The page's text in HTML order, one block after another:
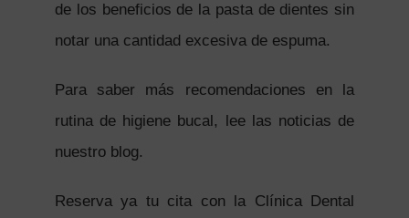
de los beneficios de la pasta de dientes sin
notar una cantidad excesiva de espuma.
Para saber más recomendaciones en la
rutina de higiene bucal, lee las noticias de
nuestro blog.
Reserva ya tu cita con la Clínica Dental